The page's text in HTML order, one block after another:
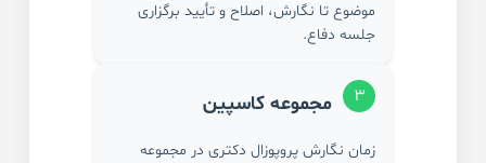
موضوع تا نگارش، اصلاح و تأیید برگزاری
جلسه دفاع.
۳ مجموعه کاسپین
زمان نگارش پروپوزال دکتری در مجموعه